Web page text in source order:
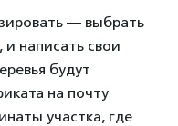
— выбрать
написать свои
будут
на почту
участка, где